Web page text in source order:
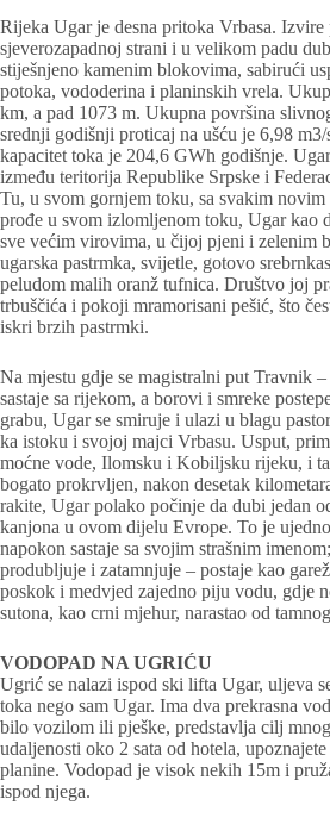
Rijeka Ugar je desna pritoka Vrbasa.
sjeverozapadnoj strani i u velikom padu
stiješnjeno kamenim blokovima, sabirući
potoka, vododerina i planinskih vrela.
km, a pad 1073 m. Ukupna površina
srednji godišnji proticaj na ušću je 6,98
kapacitet toka je 204,6 GWh godišnje.
između teritorija Republike Srpske i
Tu, u svom gornjem toku, sa svakim
prođe u svom izlomljenom toku, Ugar kao
sve većim virovima, u čijoj pjeni i zelenim
ugarska pastrmka, svijetle, gotovo
peludom malih oranž tufnica. Društvo joj
trbuščića i pokoji mramorisani pešić, što
iskri brzih pastrmki.
Na mjestu gdje se magistralni put Travnik
sastaje sa rijekom, a borovi i smreke
grabu, Ugar se smiruje i ulazi u blagu
ka istoku i svojoj majci Vrbasu. Usput,
moćne vode, Ilomsku i Kobiljsku rijeku, i
bogato prokrvljen, nakon desetak
rakite, Ugar polako počinje da dubi jedan
kanjona u ovom dijelu Evrope. To je
napokon sastaje sa svojim strašnim
produbljuje i zatamnjuje – postaje kao
poskok i medvjed zajedno piju vodu, gdje
sutona, kao crni mjehur, narastao od
VODOPAD NA UGRIĆU
Ugrić se nalazi ispod ski lifta Ugar, uljeva
toka nego sam Ugar. Ima dva prekrasna
bilo vozilom ili pješke, predstavlja cilj
udaljenosti oko 2 sata od hotela,
planine. Vodopad je visok nekih 15m i
ispod njega.